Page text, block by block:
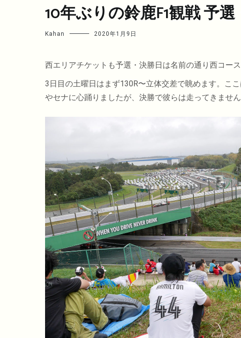
10年ぶりの鈴鹿F1観戦 予
Kahan 2020年1月9日
西エリアチケットも予選・決勝日は名前の通り西コース
3日目の土曜日はまず130R〜立体交差で眺めます。こ
やセナに心踊りましたが、決勝で彼らは走ってきません